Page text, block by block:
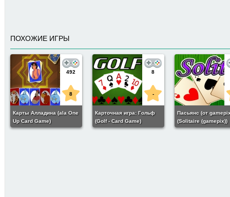
ПОХОЖИЕ ИГРЫ
492
8
Карты Алладина (ala One
Up Card Game)
8
-
Карточная игра: Гольф
(Golf - Card Game)
Пасьянс (от
(Solitaire (gamepix))